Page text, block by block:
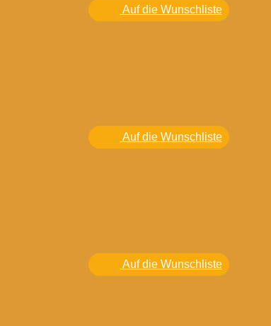
Auf die Wunschliste
Auf die Wunschliste
Auf die Wunschliste